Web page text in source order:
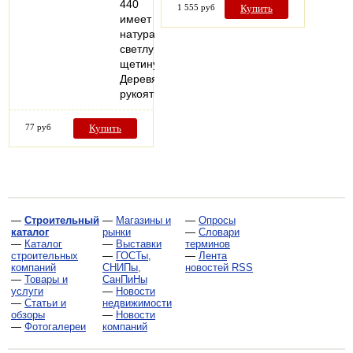
440
имеет
натуральную
светлую
щетину.
Деревянная
рукоятка…
77 руб Купить
1 555 руб Купить
— Строительный
каталог
— Каталог
строительных
компаний
— Товары и
услуги
— Статьи и
обзоры
— Фотогалереи
— Магазины и
рынки
— Выставки
— ГОСТы,
СНИПы,
СанПиНы
— Новости
недвижимости
— Новости
компаний
— Опросы
— Словари
терминов
— Лента
новостей RSS